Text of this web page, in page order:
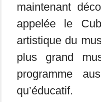
maintenant
appelée le
artistique du
plus grand
programme
qu’éducatif.